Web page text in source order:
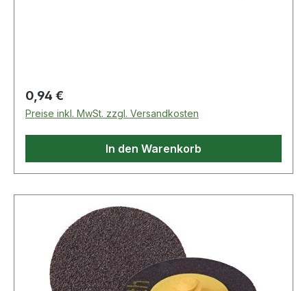
Regulärer Preis:
0,94 €
Preise inkl. MwSt. zzgl. Versandkosten
In den Warenkorb